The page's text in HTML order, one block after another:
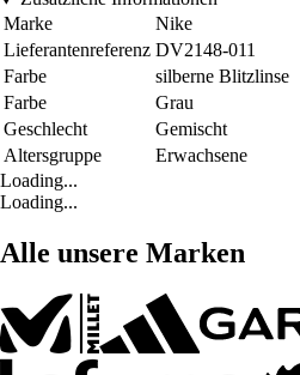
Marke
Nike
Lieferantenreferenz DV2148-011
Farbe
silberne Blitzlinse
Farbe
Grau
Geschlecht
Gemischt
Altersgruppe
Erwachsene
Loading...
Loading...
Alle unsere Marken